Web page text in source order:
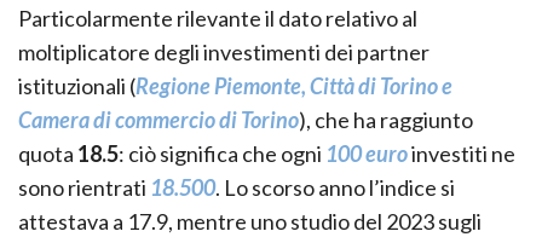
Particolarmente rilevante il dato relativo al
moltiplicatore degli investimenti dei partner
istituzionali (Regione Piemonte, Città di Torino e
Camera di commercio di Torino), che ha raggiunto
quota 18.5: ciò significa che ogni 100 euroinvestiti ne
sono rientrati 18.500. Lo scorso anno l’indice si
attestava a 17.9, mentre uno studio del 2023 sugli